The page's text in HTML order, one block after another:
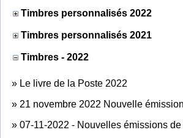
Timbres personnalisés 2022
Timbres personnalisés 2021
Timbres - 2022
» Le livre de la Poste 2022
» 21 novembre 2022 Nouvelle
» 07-11-2022 - Nouvelles émissions